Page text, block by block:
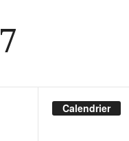
Calendrier